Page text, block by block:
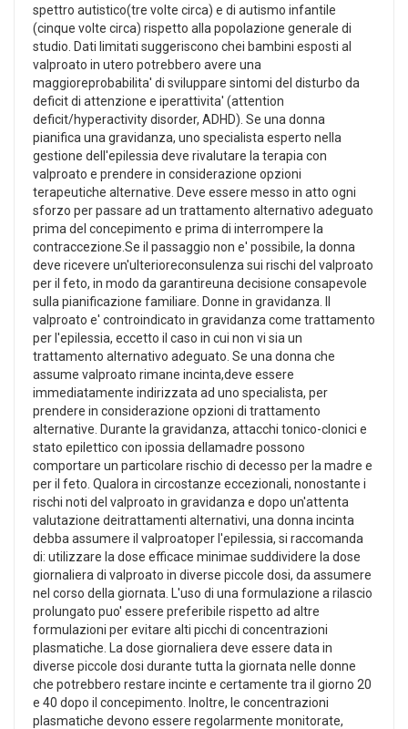
spettro autistico(tre volte circa) e di autismo infantile
(cinque volte circa) rispetto alla popolazione generale di
studio. Dati limitati suggeriscono chei bambini esposti al
valproato in utero potrebbero avere una
maggioreprobabilita' di sviluppare sintomi del disturbo da
deficit di attenzione e iperattivita' (attention
deficit/hyperactivity disorder, ADHD). Se una donna
pianifica una gravidanza, uno specialista esperto nella
gestione dell'epilessia deve rivalutare la terapia con
valproato e prendere in considerazione opzioni
terapeutiche alternative. Deve essere messo in atto ogni
sforzo per passare ad un trattamento alternativo adeguato
prima del concepimento e prima di interrompere la
contraccezione.Se il passaggio non e' possibile, la donna
deve ricevere un'ulterioreconsulenza sui rischi del valproato
per il feto, in modo da garantireuna decisione consapevole
sulla pianificazione familiare. Donne in gravidanza. Il
valproato e' controindicato in gravidanza come trattamento
per l'epilessia, eccetto il caso in cui non vi sia un
trattamento alternativo adeguato. Se una donna che
assume valproato rimane incinta,deve essere
immediatamente indirizzata ad uno specialista, per
prendere in considerazione opzioni di trattamento
alternative. Durante la gravidanza, attacchi tonico-clonici e
stato epilettico con ipossia dellamadre possono
comportare un particolare rischio di decesso per la madre e
per il feto. Qualora in circostanze eccezionali, nonostante i
rischi noti del valproato in gravidanza e dopo un'attenta
valutazione deitrattamenti alternativi, una donna incinta
debba assumere il valproatoper l'epilessia, si raccomanda
di: utilizzare la dose efficace minimae suddividere la dose
giornaliera di valproato in diverse piccole dosi, da assumere
nel corso della giornata. L'uso di una formulazione a rilascio
prolungato puo' essere preferibile rispetto ad altre
formulazioni per evitare alti picchi di concentrazioni
plasmatiche. La dose giornaliera deve essere data in
diverse piccole dosi durante tutta la giornata nelle donne
che potrebbero restare incinte e certamente tra il giorno 20
e 40 dopo il concepimento. Inoltre, le concentrazioni
plasmatiche devono essere regolarmente monitorate,